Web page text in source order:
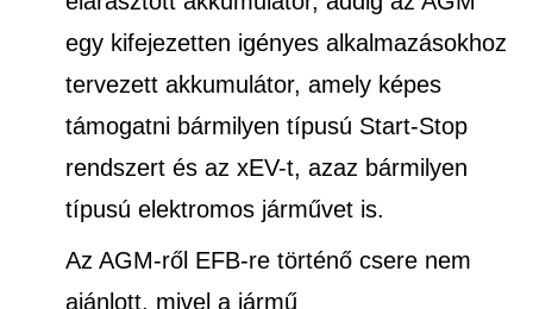
egy kifejezetten igényes alkalmazásokhoz
tervezett akkumulátor, amely képes
támogatni bármilyen típusú Start-Stop
rendszert és az xEV-t, azaz bármilyen
típusú elektromos járművet is.
Az AGM-ről EFB-re történő csere nem
ajánlott, mivel a jármű